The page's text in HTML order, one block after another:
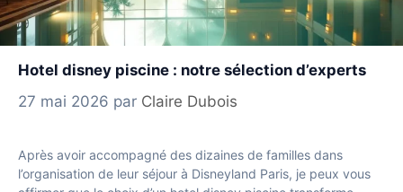
Hotel disney piscine : notre sélection d’experts
27 mai 2026 par Claire Dubois
Après avoir accompagné des dizaines de familles dans
l’organisation de leur séjour à Disneyland Paris, je peux vous